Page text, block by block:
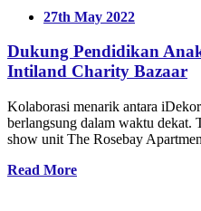
27th May 2022
Dukung Pendidikan
Intiland Charity Bazaar
Kolaborasi menarik antara
berlangsung dalam waktu dekat.
show unit The Rosebay
Read More